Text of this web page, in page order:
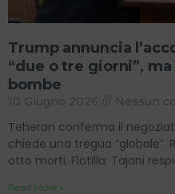
Trump annuncia
“due o tre giorni”,
bombe
10 Giugno 2026 Nessun
Teheran conferma il
chiede una tregua “globale”.
otto morti. Flotilla: Tajani
Read More »